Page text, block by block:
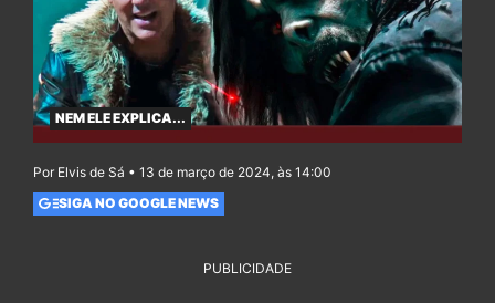
NEM ELE EXPLICA...
Por Elvis de Sá • 13 de março de 2024, às 14:00
SIGA NO GOOGLE NEWS
PUBLICIDADE